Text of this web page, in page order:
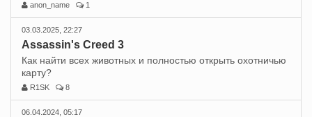
anon_name 1
03.03.2025, 22:27
Assassin's Creed 3
Как найти всех животных и полностью открыть охотничью
карту?
R1SK 8
06.04.2024, 05:17